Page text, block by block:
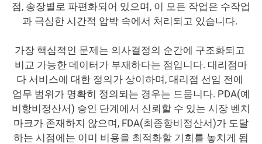
점, 송장별로 파편화되어 있으며, 이 모든 작업은 수작업
과 극심한 시간적 압박 속에서 처리되고 있습니다.
가장 핵심적인 문제는 의사결정의 순간에 구조화되고
비교 가능한 데이터가 부재하다는 점입니다. 대리점마
다 서비스에 대한 정의가 상이하며, 대리점 선임 전에
업무 범위가 명확히 정의되는 경우는 드뭅니다. PDA(예
비항비정산서) 승인 단계에서 신뢰할 수 있는 시장 벤치
마크가 존재하지 않으며, FDA(최종항비정산서)가 도달
하는 시점에는 이미 비용을 최적화할 기회를 놓치게 됩